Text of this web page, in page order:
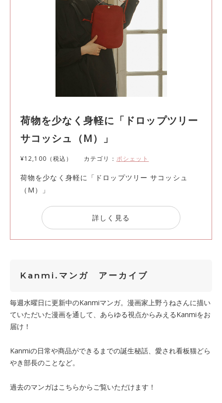
荷物を少なく身軽に「ドロップツリー
サコッシュ（M）」
¥12,100（税込） カテゴリ： ポシェット
荷物を少なく身軽に「ドロップツリー サコッシュ
（M）」
詳しく見る
Kanmi.マンガ アーカイブ
毎週水曜日に更新中のKanmiマンガ。漫画家上野うねさんに描い
ていただいた漫画を通して、あらゆる視点からみえるKanmiをお
届け！
Kanmiの日常や商品ができるまでの誕生秘話、愛され看板猫どら
やき部長のことなど。
過去のマンガはこちらからご覧いただけます！